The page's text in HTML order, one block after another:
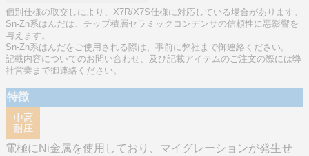
個別仕様の取交しにより、X7R/X7S仕様に対応している場合があります。
Sn-Zn系はんだは、チップ積層セラミックコンデンサの信頼性に悪影響を
与えます。
Sn-Zn系はんだをご使用される際は、事前に弊社まで御連絡ください。
記載内容についてのお問い合わせ、及び記載アイテムのご注文の際には弊
社営業まで御連絡ください。
特徴
電極にNi金属を使用しており、マイグレーションが発生せ